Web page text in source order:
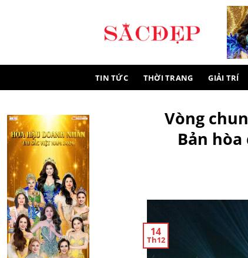
TIN TỨC THỜI TRANG GIẢI TRÍ
Vòng
Bản
14
Th12